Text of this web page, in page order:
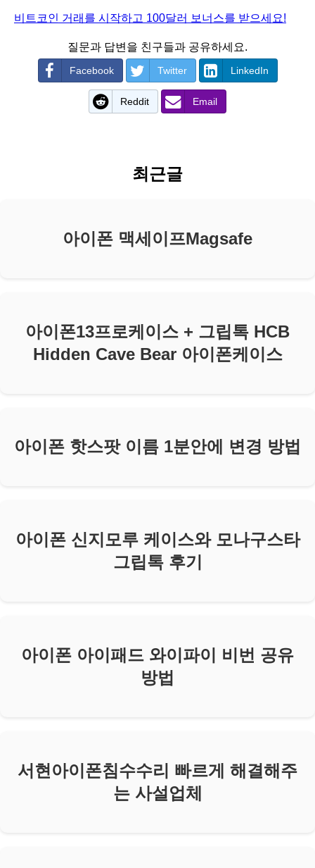
비트코인 거래를 시작하고 100달러 보너스를 받으세요!
질문과 답변을 친구들과 공유하세요.
Facebook Twitter LinkedIn
Reddit Email
최근글
아이폰 맥세이프Magsafe
아이폰13프로케이스 + 그립톡 HCB
Hidden Cave Bear 아이폰케이스
아이폰 핫스팟 이름 1분안에 변경 방법
아이폰 신지모루 케이스와 모나구스타
그립톡 후기
아이폰 아이패드 와이파이 비번 공유
방법
서현아이폰침수수리 빠르게 해결해주
는 사설업체